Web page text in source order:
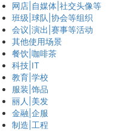
网店|自媒体|社交头像等
班级|球队|协会等组织
会议|演出|赛事等活动
其他使用场景
餐饮|咖啡茶
科技|IT
教育|学校
服装|饰品
丽人|美发
金融|企服
制造|工程